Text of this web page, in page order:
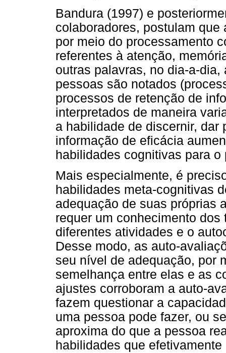
Bandura (1997) e
colaboradores, postulam
por meio do processamento
referentes à atenção,
outras palavras, no dia-a-
pessoas são notados
processos de retenção de
interpretados de maneira
a habilidade de discernir, dar
informação de eficácia
habilidades cognitivas para
Mais especialmente, é
habilidades meta-cognitivas
adequação de suas próprias
requer um conhecimento
diferentes atividades e o
Desse modo, as auto-
seu nível de adequação, por
semelhança entre elas e as
ajustes corroboram a auto-
fazem questionar a
uma pessoa pode fazer, ou
aproxima do que a pessoa
habilidades que